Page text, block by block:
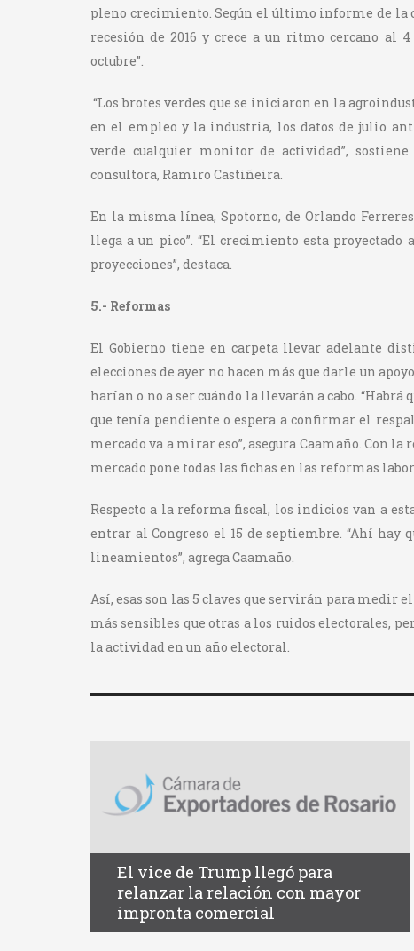
pleno crecimiento. Según el último informe de la
recesión de 2016 y crece a un ritmo cercano al
octubre”.
“Los brotes verdes que se iniciaron en la
en el empleo y la industria, los datos de julio
verde cualquier monitor de actividad”,
consultora, Ramiro Castiñeira.
En la misma línea, Spotorno, de Orlando
llega a un pico”. “El crecimiento esta proyectado
proyecciones”, destaca.
5.- Reformas
El Gobierno tiene en carpeta llevar adelante
elecciones de ayer no hacen más que darle un
harían o no a ser cuándo la llevarán a cabo.
que tenía pendiente o espera a confirmar el
mercado va a mirar eso”, asegura Caamaño. Con
mercado pone todas las fichas en las reformas
Respecto a la reforma fiscal, los indicios van a
entrar al Congreso el 15 de septiembre. “Ahí
lineamientos”, agrega Caamaño.
Así, esas son las 5 claves que servirán para medir
más sensibles que otras a los ruidos electorales,
la actividad en un año electoral.
El vice de Trump llegó para
relanzar la relación con mayor
impronta comercial